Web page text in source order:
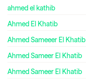
ahmed el kathib
Ahmed El Khatib
Ahmed Sameeer El Khatib
Ahmed Sameer El Khatib
Ahmed Sameer El Khatib